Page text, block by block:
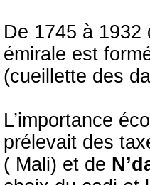
De 1745 à 1932
émirale est
(cueillette des
L’importance
prélevait des
( Mali) et de